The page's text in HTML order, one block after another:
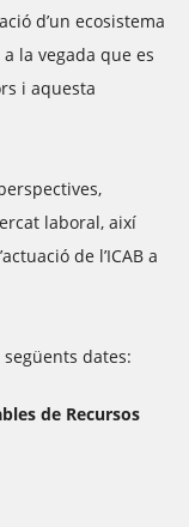
d’un ecosistema
la vegada que es
i aquesta
laboral, així
de l’ICAB a
dates:
de Recursos